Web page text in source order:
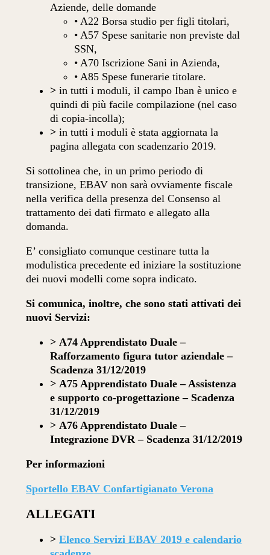
Aziende, delle domande
• A22 Borsa studio per figli titolari,
• A57 Spese sanitarie non previste dal
SSN,
• A70 Iscrizione Sani in Azienda,
• A85 Spese funerarie titolare.
> in tutti i moduli, il campo Iban è unico e
quindi di più facile compilazione (nel caso
di copia-incolla);
> in tutti i moduli è stata aggiornata la
pagina allegata con scadenzario 2019.
Si sottolinea che, in un primo periodo di
transizione, EBAV non sarà ovviamente fiscale
nella verifica della presenza del Consenso al
trattamento dei dati firmato e allegato alla
domanda.
E’ consigliato comunque cestinare tutta la
modulistica precedente ed iniziare la sostituzione
dei nuovi modelli come sopra indicato.
Si comunica, inoltre, che sono stati attivati dei
nuovi Servizi:
> A74 Apprendistato Duale –
Rafforzamento figura tutor aziendale –
Scadenza 31/12/2019
> A75 Apprendistato Duale – Assistenza
e supporto co-progettazione – Scadenza
31/12/2019
> A76 Apprendistato Duale –
Integrazione DVR – Scadenza 31/12/2019
Per informazioni
Sportello EBAV Confartigianato Verona
ALLEGATI
>Elenco Servizi EBAV 2019 e calendario